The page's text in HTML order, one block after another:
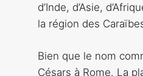
d’Inde, d’Asie,
la région des
Bien que le nom
Césars à Rome. La